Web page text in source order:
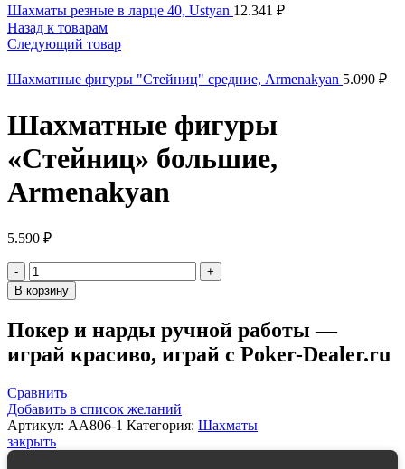
Шахматы резные в ларце 40, Ustyan 12.341 ₽
Назад к товарам
Следующий товар
Шахматные фигуры "Стейниц" средние, Armenakyan 5.090 ₽
Шахматные фигуры
«Стейниц» большие,
Armenakyan
5.590 ₽
Количество
товара
Шахматные
"Стейниц"
большие,
Armenakyan
В корзину
Покер и нарды ручной работы —
играй красиво, играй с Poker-Dealer.ru
Сравнить
Добавить в список желаний
Артикул: AA806-1 Категория: Шахматы
закрыть